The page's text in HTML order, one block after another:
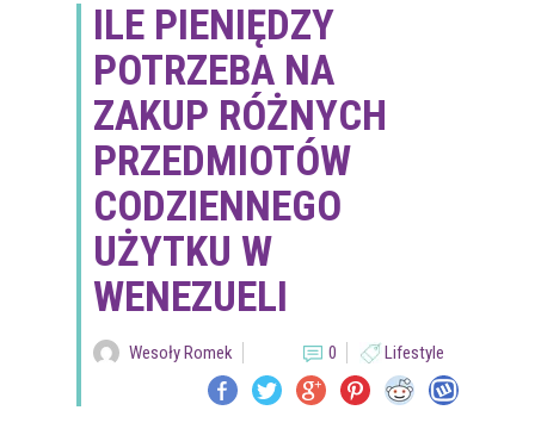
ILE PIENIĘDZY
POTRZEBA NA
ZAKUP RÓŻNYCH
PRZEDMIOTÓW
CODZIENNEGO
UŻYTKU W
WENEZUELI
Wesoły Romek 0 Lifestyle